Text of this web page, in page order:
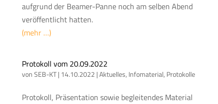
aufgrund der Beamer-Panne noch am selben Abend
veröffentlicht hatten.
(mehr …)
Protokoll vom 20.09.2022
vonSEB-KT| 14.10.2022 |Aktuelles, Infomaterial, Protokolle
Protokoll, Präsentation sowie begleitendes Material